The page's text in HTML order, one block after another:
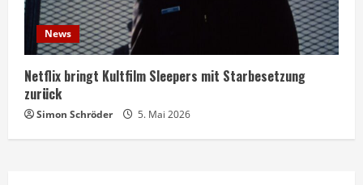
News
Netflix bringt Kultfilm Sleepers mit Starbesetzung
zurück
Simon Schröder 5. Mai 2026